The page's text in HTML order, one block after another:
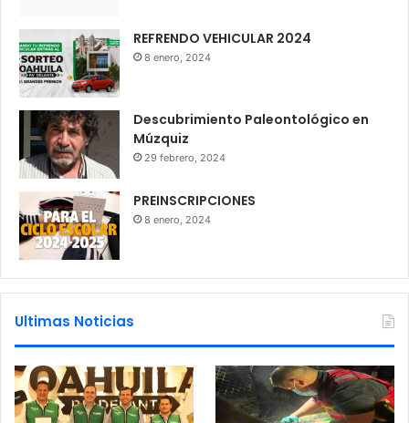
REFRENDO VEHICULAR 2024
8 enero, 2024
Descubrimiento Paleontológico en
Múzquiz
29 febrero, 2024
PREINSCRIPCIONES
8 enero, 2024
Ultimas Noticias